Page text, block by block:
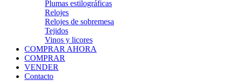
Plumas estilográficas
Relojes
Relojes de sobremesa
Tejidos
Vinos y licores
COMPRAR AHORA
COMPRAR
VENDER
Contacto